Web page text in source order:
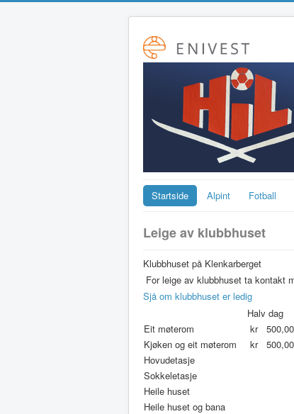
Startside Alpint Fotball
Leige av klubbhuset
Klubbhuset på Klenkarberget
For leige av klubbhuset ta kontakt
Sjå om klubbhuset er ledig
Halv dag
Eit møterom
kr 500,00
Kjøken og eit møterom
kr 500,00
Hovudetasje
Sokkeletasje
Heile huset
Heile huset og bana